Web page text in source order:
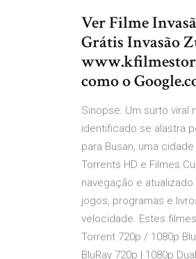
Ver Filme
Grátis Invasão
como o
Sinopse: Um surto viral
identificado se alastra
para Busan, uma
Torrents HD e Filmes
navegação e
jogos, programas e
velocidade. Estes
Torrent 720p / 1080p
BluRay 720p | 1080p